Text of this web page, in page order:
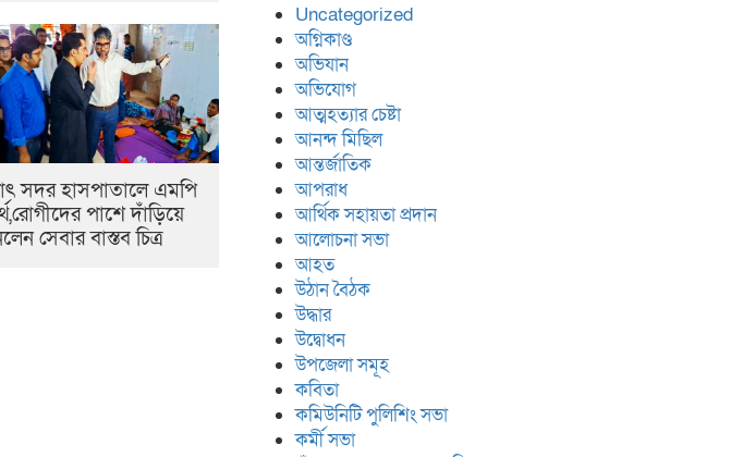
সদর হাসপাতালে এমপি
পাশে দাঁড়িয়ে
সেবার বাস্তব চিত্র
Uncategorized
অগ্নিকাণ্ড
অভিযান
অভিযোগ
আত্মহত্যার চেষ্টা
আনন্দ মিছিল
আন্তর্জাতিক
আপরাধ
আর্থিক সহায়তা প্রদান
আলোচনা সভা
আহত
উঠান বৈঠক
উদ্ধার
উদ্বোধন
উপজেলা সমূহ
কবিতা
কমিউনিটি পুলিশিং সভা
কর্মী সভা